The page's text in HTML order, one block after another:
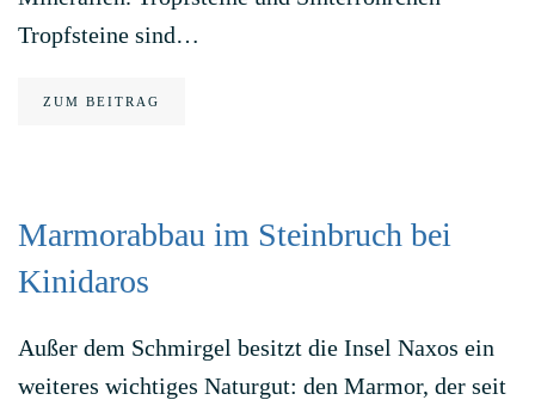
Tropfsteine sind…
ZUM BEITRAG
Marmorabbau im Steinbruch bei
Kinidaros
Außer dem Schmirgel besitzt die Insel Naxos ein
weiteres wichtiges Naturgut: den Marmor, der seit